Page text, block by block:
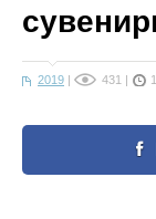
2019 | 431 |